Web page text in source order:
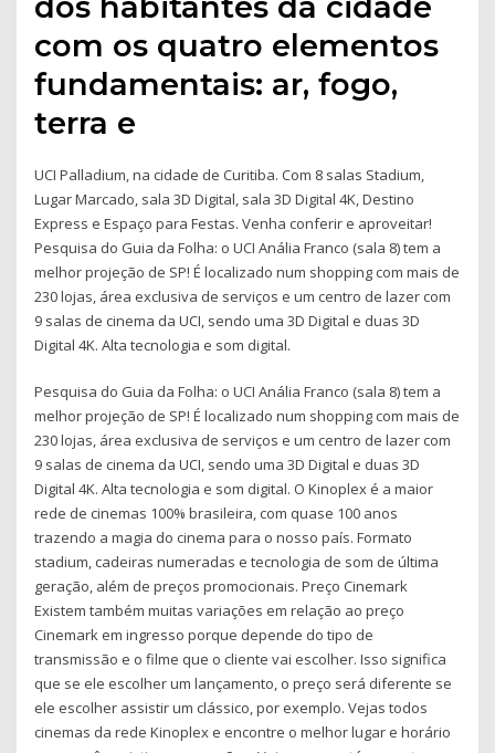
com os quatro elementos
fundamentais: ar, fogo,
terra e
UCI Palladium, na cidade de Curitiba. Com 8 salas Stadium,
Lugar Marcado, sala 3D Digital, sala 3D Digital 4K, Destino
Express e Espaço para Festas. Venha conferir e aproveitar!
Pesquisa do Guia da Folha: o UCI Anália Franco (sala 8) tem a
melhor projeção de SP! É localizado num shopping com mais de
230 lojas, área exclusiva de serviços e um centro de lazer com
9 salas de cinema da UCI, sendo uma 3D Digital e duas 3D
Digital 4K. Alta tecnologia e som digital.
Pesquisa do Guia da Folha: o UCI Anália Franco (sala 8) tem a
melhor projeção de SP! É localizado num shopping com mais de
230 lojas, área exclusiva de serviços e um centro de lazer com
9 salas de cinema da UCI, sendo uma 3D Digital e duas 3D
Digital 4K. Alta tecnologia e som digital. O Kinoplex é a maior
rede de cinemas 100% brasileira, com quase 100 anos
trazendo a magia do cinema para o nosso país. Formato
stadium, cadeiras numeradas e tecnologia de som de última
geração, além de preços promocionais. Preço Cinemark
Existem também muitas variações em relação ao preço
Cinemark em ingresso porque depende do tipo de
transmissão e o filme que o cliente vai escolher. Isso significa
que se ele escolher um lançamento, o preço será diferente se
ele escolher assistir um clássico, por exemplo. Vejas todos
cinemas da rede Kinoplex e encontre o melhor lugar e horário